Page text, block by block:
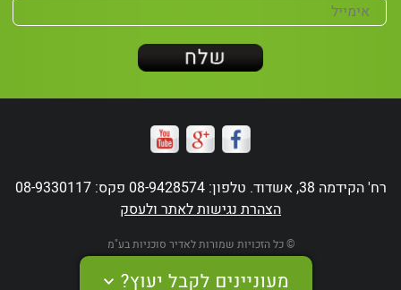
רח' הקידמה 38, אשדוד. טלפון: 08-9428574 פקס: 08-9330117
הצהרת נגישות לאתר ולעסק
© כל הזכויות שמורות לאדיר סוכניות בע"מ